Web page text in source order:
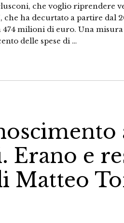
che voglio riprendere
che ha decurtato a partire dal
milioni di euro. Una misura
delle spese di …
Erano e
Matteo